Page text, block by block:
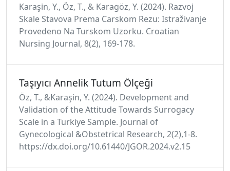
Karaşin, Y., Öz, T., & Karagöz, Y. (2024). Razvoj
Skale Stavova Prema Carskom Rezu: Istraživanje
Provedeno Na Turskom Uzorku. Croatian
Nursing Journal, 8(2), 169-178.
Taşıyıcı Annelik Tutum Ölçeği
Öz, T., &Karaşin, Y. (2024). Development and
Validation of the Attitude Towards Surrogacy
Scale in a Turkiye Sample. Journal of
Gynecological &Obstetrical Research, 2(2),1-8.
https://dx.doi.org/10.61440/JGOR.2024.v2.15